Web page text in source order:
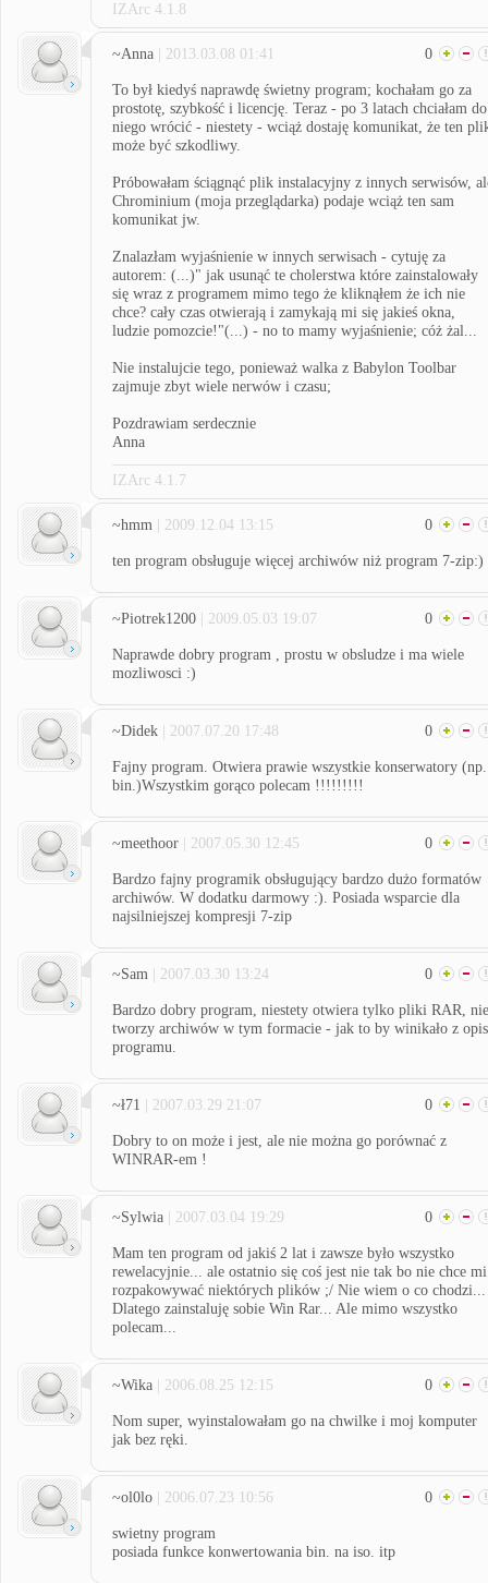
IZArc 4.1.8
~Anna | 2013.03.08 01:41 0
To był kiedyś naprawdę świetny program; kochałam go za
prostotę, szybkość i licencję. Teraz - po 3 latach chciałam do
niego wrócić - niestety - wciąż dostaję komunikat, że ten
może być szkodliwy.
Próbowałam ściągnąć plik instalacyjny z innych serwisów,
Chrominium (moja przeglądarka) podaje wciąż ten sam
komunikat jw.
Znalazłam wyjaśnienie w innych serwisach - cytuję za
autorem: (...)" jak usunąć te cholerstwa które zainstalowały
się wraz z programem mimo tego że kliknąłem że ich nie
chce? cały czas otwierają i zamykają mi się jakieś okna,
ludzie pomozcie!"(...) - no to mamy wyjaśnienie; cóż żal...
Nie instalujcie tego, ponieważ walka z Babylon Toolbar
zajmuje zbyt wiele nerwów i czasu;
Pozdrawiam serdecznie
Anna
IZArc 4.1.7
~hmm | 2009.12.04 13:15 0
ten program obsługuje więcej archiwów niż program 7-zip:)
~Piotrek1200 | 2009.05.03 19:07 0
Naprawde dobry program , prostu w obsludze i ma wiele
mozliwosci :)
~Didek | 2007.07.20 17:48 0
Fajny program. Otwiera prawie wszystkie konserwatory (np.
bin.)Wszystkim gorąco polecam !!!!!!!!!
~meethoor | 2007.05.30 12:45 0
Bardzo fajny programik obsługujący bardzo dużo formatów
archiwów. W dodatku darmowy :). Posiada wsparcie dla
najsilniejszej kompresji 7-zip
~Sam | 2007.03.30 13:24 0
Bardzo dobry program, niestety otwiera tylko pliki RAR, nie
tworzy archiwów w tym formacie - jak to by winikało z
programu.
~ł71 | 2007.03.29 21:07 0
Dobry to on może i jest, ale nie można go porównać z
WINRAR-em !
~Sylwia | 2007.03.04 19:29 0
Mam ten program od jakiś 2 lat i zawsze było wszystko
rewelacyjnie... ale ostatnio się coś jest nie tak bo nie chce mi
rozpakowywać niektórych plików ;/ Nie wiem o co chodzi...
Dlatego zainstaluję sobie Win Rar... Ale mimo wszystko
polecam...
~Wika | 2006.08.25 12:15 0
Nom super, wyinstalowałam go na chwilke i moj komputer
jak bez ręki.
~ol0lo | 2006.07.23 10:56 0
swietny program
posiada funkce konwertowania bin. na iso. itp